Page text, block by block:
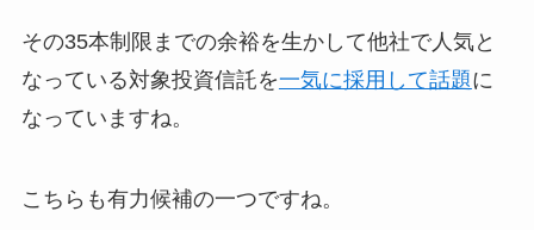
その35本制限までの余裕を生かして他社で人気と
なっている対象投資信託を一気に採用して話題に
なっていますね。
こちらも有力候補の一つですね。